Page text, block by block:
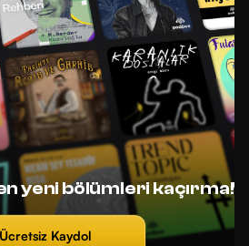
yeni bölümleri kaçırma!
Ücretsiz Kaydol